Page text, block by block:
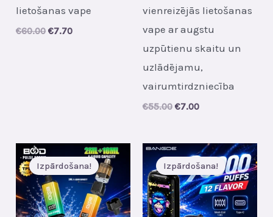
lietošanas vape
€60.00 Original
€7.70Current
vienreizējās lietošanas
vape ar augstu
uzpūtienu skaitu un
uzlādējamu,
vairumtirdzniecība
€55.00 Original
€55.00.
€7.00Current
€7.00.
Izpārdošana! Izpārdošana!